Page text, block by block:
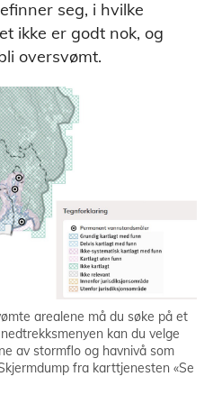
seg, i hvilke
ikke er godt nok, og
oversvømt.
arealene må du søke på et
kan du velge
av stormflo og havnivå som
fra karttjenesten «Se